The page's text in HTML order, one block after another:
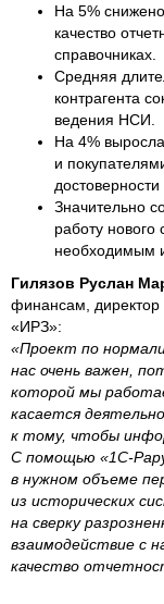
На 5%
качество
справочниках.
Средняя
контрагента
ведения НСИ.
На 4%
и
Значительно
работу нового
необходимым
Гилязов Руслан
финансам,
«ИРЗ»:
«Проект по
нас очень важен,
которой мы
касается
к тому, чтобы
С помощью «1С-
в нужном объеме
из исторических
на сверку
взаимодействие с
качество